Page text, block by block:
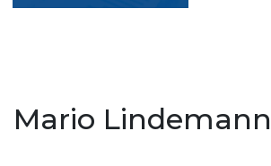
Mario Lindemann